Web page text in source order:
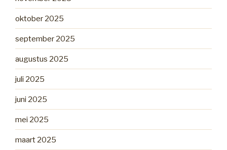
oktober 2025
september 2025
augustus 2025
juli 2025
juni 2025
mei 2025
maart 2025